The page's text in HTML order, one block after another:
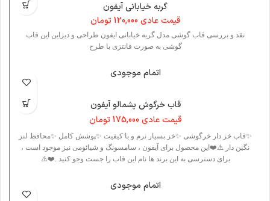
گربه خیابانی آیفون
قیمت عادی120,000تومان
نقد و بررسی قاب گوشی مدل گربه خیابانی ایفون طراحی و دیزاین این قاب
گوشی به صورت فانتزی با طرح
اتمام موجودی
قاب خرگوش پشمالو آیفون
قیمت عادی175,000تومان
✨قاب خز دار خرگوشی ✨خز بسیار نرم و با کیفیت ✨پوشش کامل ✨محافظ لنز
نگین دار ⚠️❤️این محصول برای آیفون ، سامسونگ و شیائومی نیز موجود است ،
برای دسترسی به این برند ها نام این قاب را جست وجو کنید .❤️⚠️
اتمام موجودی